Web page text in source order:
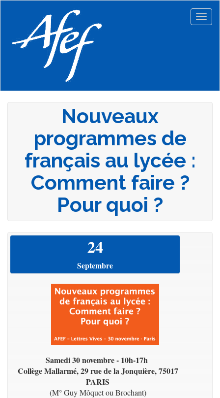
principal
Nouveaux
programmes de
français au lycée :
Comment faire ?
Pour quoi ?
24
Septembre
Samedi 30 novembre - 10h-17h
Collège Mallarmé, 29 rue de la Jonquière, 75017
PARIS
(M° Guy Môquet ou Brochant)